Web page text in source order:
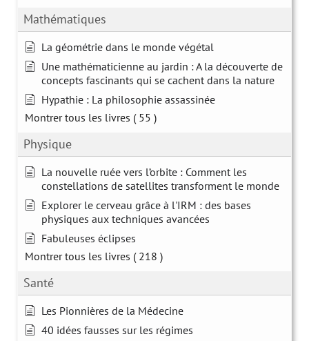
Mathématiques
La géométrie dans le monde végétal
Une mathématicienne au jardin : A la découverte de
concepts fascinants qui se cachent dans la nature
Hypathie : La philosophie assassinée
Montrer tous les livres ( 55 )
Physique
La nouvelle ruée vers l’orbite : Comment les
constellations de satellites transforment le monde
Explorer le cerveau grâce à l'IRM : des bases
physiques aux techniques avancées
Fabuleuses éclipses
Montrer tous les livres ( 218 )
Santé
Les Pionnières de la Médecine
40 idées fausses sur les régimes